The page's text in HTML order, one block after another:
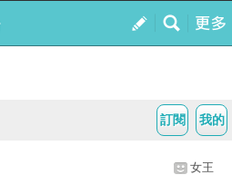
我的
訂閱
女王